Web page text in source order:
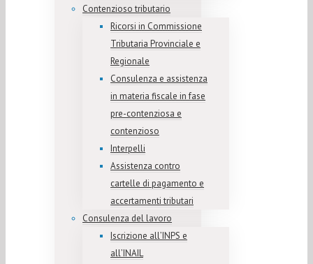
Contenzioso tributario
Ricorsi in Commissione
Tributaria Provinciale e
Regionale
Consulenza e assistenza
in materia fiscale in fase
pre-contenziosa e
contenzioso
Interpelli
Assistenza contro
cartelle di pagamento e
accertamenti tributari
Consulenza del lavoro
Iscrizione all’INPS e
all’INAIL